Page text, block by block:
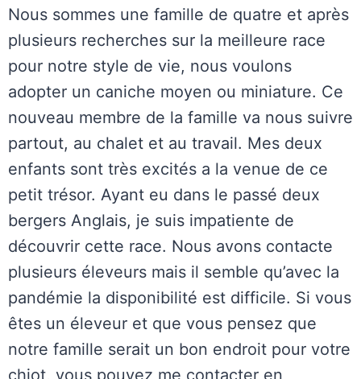
Nous sommes une famille de quatre et après
plusieurs recherches sur la meilleure race
pour notre style de vie, nous voulons
adopter un caniche moyen ou miniature. Ce
nouveau membre de la famille va nous suivre
partout, au chalet et au travail. Mes deux
enfants sont très excités a la venue de ce
petit trésor. Ayant eu dans le passé deux
bergers Anglais, je suis impatiente de
découvrir cette race. Nous avons contacte
plusieurs éleveurs mais il semble qu’avec la
pandémie la disponibilité est difficile. Si vous
êtes un éleveur et que vous pensez que
notre famille serait un bon endroit pour votre